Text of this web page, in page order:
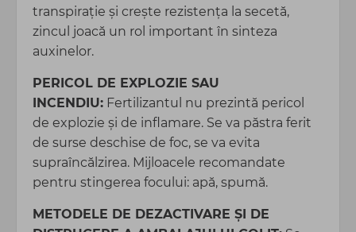
transpiraţie şi creşte rezistenţa la secetă,
zincul joacă un rol important în sinteza
auxinelor.
PERICOL DE EXPLOZIE SAU
INCENDIU: Fertilizantul nu prezintă pericol
de explozie şi de inflamare. Se va păstra ferit
de surse deschise de foc, se va evita
supraîncălzirea. Mijloacele recomandate
pentru stingerea focului: apă, spumă.
METODELE DE DEZACTIVARE ȘI DE